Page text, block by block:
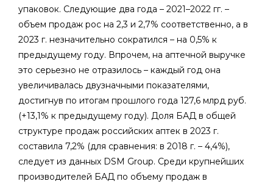
упаковок. Следующие два года – 2021–2022 гг. –
объем продаж рос на 2,3 и 2,7% соответственно, а в
2023 г. незначительно сократился – на 0,5% к
предыдущему году. Впрочем, на аптечной выручке
это серьезно не отразилось – каждый год она
увеличивалась двузначными показателями,
достигнув по итогам прошлого года 127,6 млрд руб.
(+13,1% к предыдущему году). Доля БАД в общей
структуре продаж российских аптек в 2023 г.
составила 7,2% (для сравнения: в 2018 г. – 4,4%),
следует из данных DSM Group. Среди крупнейших
производителей БАД по объему продаж в